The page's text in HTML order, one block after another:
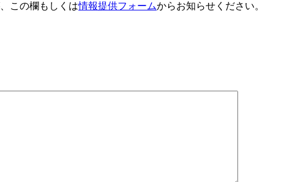
この欄もしくは情報提供フォームからお知らせください。